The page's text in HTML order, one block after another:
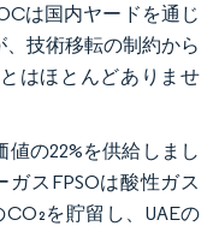
は国内ヤードを通じ
技術移転の制約から
はほとんどありませ
の22%を供給しまし
スFPSOは酸性ガス
を貯留し、UAEの